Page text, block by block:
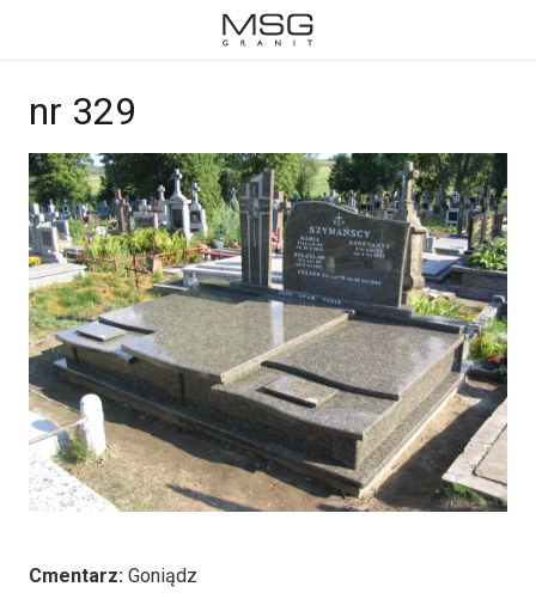
nr 329
Cmentarz: Goniądz